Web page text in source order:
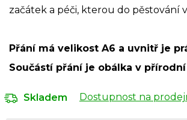
začátek a péči, kterou do pěstování
Přání má velikost A6 a uvnitř je
Součástí přání je obálka v
Skladem Dostupnost na